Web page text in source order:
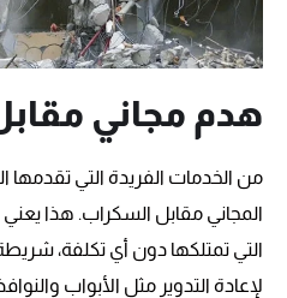
هدم مجاني
من الخدمات الفريدة التي
المجاني مقابل السكراب. هذا
التي تمتلكها دون أي تكلفة، شريطة
لإعادة التدوير مثل الأبواب